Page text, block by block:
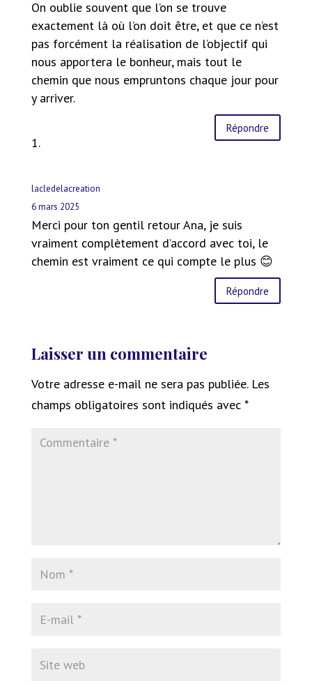
On oublie souvent que l’on se trouve
exactement là où l’on doit être, et que ce n’est
pas forcément la réalisation de l’objectif qui
nous apportera le bonheur, mais tout le
chemin que nous empruntons chaque jour pour
y arriver.
Répondre
lacledelacreation
6 mars 2025
Merci pour ton gentil retour Ana, je suis
vraiment complètement d’accord avec toi, le
chemin est vraiment ce qui compte le plus 😊
Répondre
Laisser un commentaire
Votre adresse e-mail ne sera pas publiée. Les
champs obligatoires sont indiqués avec *